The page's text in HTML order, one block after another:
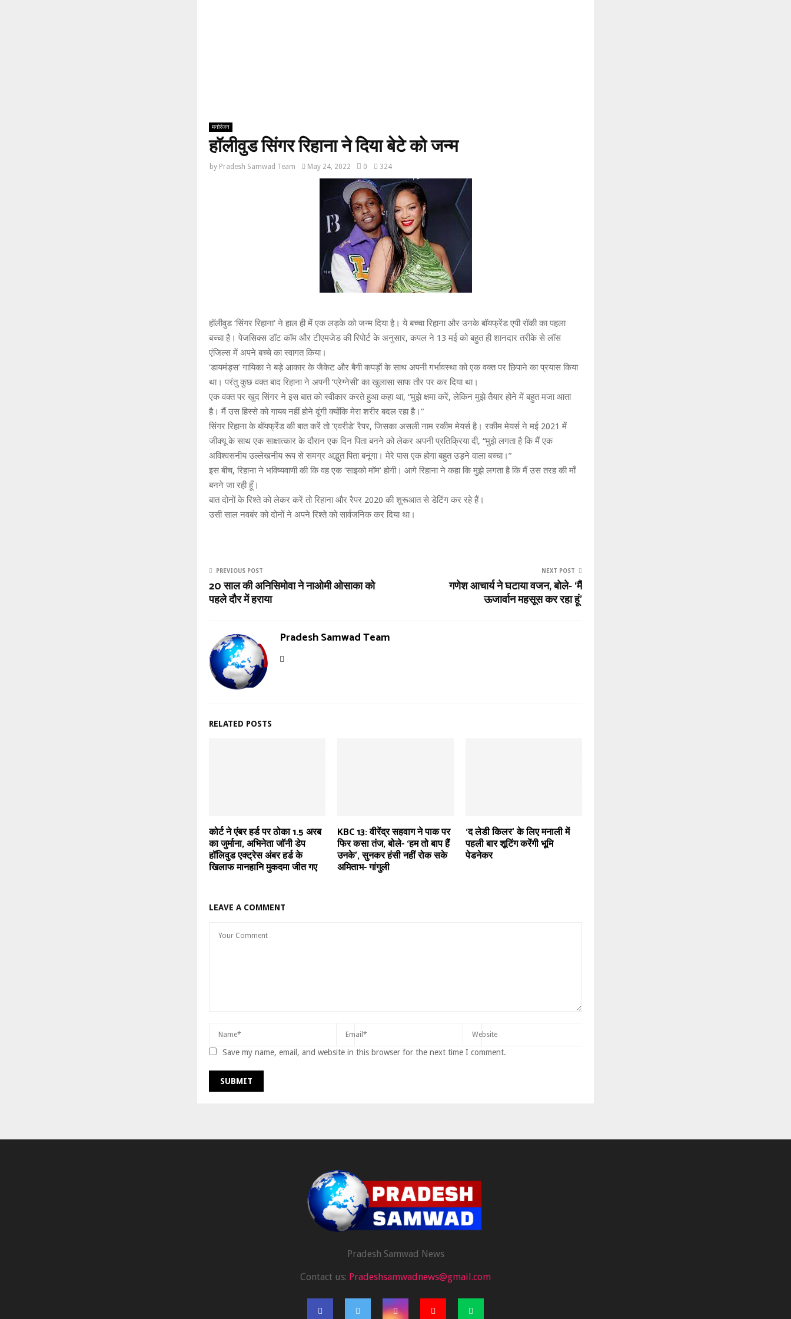
मनोरंजन
हॉलीवुड सिंगर रिहाना ने दिया बेटे को जन्म
by Pradesh Samwad Team May 24, 2022 0 324
हॉलीवुड ‘सिंगर रिहाना’ ने हाल ही में एक लड़के को जन्म दिया है। ये बच्चा रिहाना और उनके बॉयफ्रेंड एपी रॉकी का पहला
बच्चा है। पेजसिक्स डॉट कॉम और टीएमजेड की रिपोर्ट के अनुसार, कपल ने 13 मई को बहुत ही शानदार तरीके से लॉस
एंजिल्स में अपने बच्चे का स्वागत किया।
‘डायमंड्स’ गायिका ने बड़े आकार के जैकेट और बैगी कपड़ों के साथ अपनी गर्भावस्था को एक वक्त पर छिपाने का प्रयास किया
था। परंतु कुछ वक्त बाद रिहाना ने अपनी ‘प्रेग्नेसी’ का खुलासा साफ तौर पर कर दिया था।
एक वक्त पर खुद सिंगर ने इस बात को स्वीकार करते हुआ कहा था, “मुझे क्षमा करें, लेकिन मुझे तैयार होने में बहुत मजा आता
है। मैं उस हिस्से को गायब नहीं होने दूंगी क्योंकि मेरा शरीर बदल रहा है।”
सिंगर रिहाना के बॉयफ्रेंड की बात करें तो ‘एवरीडे’ रैपर, जिसका असली नाम रकीम मेयर्स है। रकीम मेयर्स ने मई 2021 में
जीक्यू के साथ एक साक्षात्कार के दौरान एक दिन पिता बनने को लेकर अपनी प्रतिक्रिया दी, “मुझे लगता है कि मैं एक
अविश्वसनीय उल्लेखनीय रूप से समग्र अद्भुत पिता बनूंगा। मेरे पास एक होगा बहुत उड़ने वाला बच्चा।”
इस बीच, रिहाना ने भविष्यवाणी की कि वह एक ‘साइको मॉम’ होगी। आगे रिहाना ने कहा कि मुझे लगता है कि मैं उस तरह की माँ
बनने जा रही हूँ।
बात दोनों के रिश्ते को लेकर करें तो रिहाना और रैपर 2020 की शुरूआत से डेटिंग कर रहे हैं।
उसी साल नवबंर को दोनों ने अपने रिश्ते को सार्वजनिक कर दिया था।
PREVIOUS POST
20 साल की अनिसिमोवा ने नाओमी ओसाका को
पहले दौर में हराया
NEXT POST
गणेश आचार्य ने घटाया वजन, बोले- ‘मैं
ऊजार्वान महसूस कर रहा हूं’
Pradesh Samwad Team
RELATED POSTS
कोर्ट ने एंबर हर्ड पर ठोका 1.5 अरब
का जुर्माना, अभिनेता जॉनी डेप
हॉलिवुड एक्ट्रेस अंबर हर्ड के
खिलाफ मानहानि मुकदमा जीत गए
KBC 13: वीरेंद्र सहवाग ने पाक पर
फिर कसा तंज, बोले- ‘हम तो बाप हैं
उनके’, सुनकर हंसी नहीं रोक सके
अमिताभ- गांगुली
‘द लेडी किलर’ के लिए मनाली में
पहली बार शूटिंग करेंगी भूमि
पेडनेकर
LEAVE A COMMENT
Save my name, email, and website in this browser for the next time I comment.
Pradesh Samwad News
Contact us: Pradeshsamwadnews@gmail.com